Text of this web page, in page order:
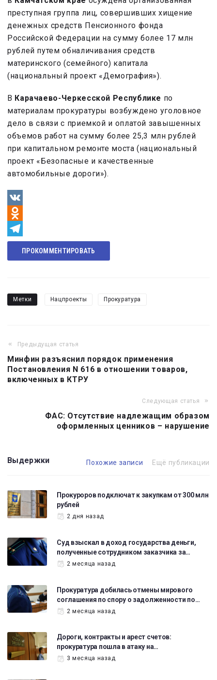
преступная группа лиц, совершивших хищение
денежных средств Пенсионного фонда
Российской Федерации на сумму более 17 млн
рублей путем обналичивания средств
материнского (семейного) капитала
(национальный проект «Демография»).
В Карачаево-Черкесской Республике по
материалам прокуратуры возбуждено уголовное
дело в связи с приемкой и оплатой завышенных
объемов работ на сумму более 25,3 млн рублей
при капитальном ремонте моста (национальный
проект «Безопасные и качественные
автомобильные дороги»).
VK
Odnoklassniki
Telegram
ПРОКОММЕНТИРОВАТЬ
Метки Нацпроекты Прокуратура
Навигация
по
записям
Предыдущая статья
Минфин разъяснил порядок применения
Постановления N 616 в отношении товаров,
включенных в КТРУ
Следующая статья
ФАС: Отсутствие надлежащим образом
оформленных ценников – нарушение
Выдержки Похожие записи Ещё публикации
Прокуроров подключат к закупкам от 300 млн
рублей
2 дня назад
Суд взыскал в доход государства деньги,
полученные сотрудником заказчика за…
2 месяца назад
Прокуратура добилась отмены мирового
соглашения по спору о задолженности по…
2 месяца назад
Дороги, контракты и арест счетов:
прокуратура пошла в атаку на…
3 месяца назад